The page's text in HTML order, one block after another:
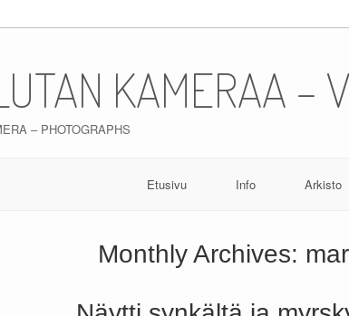
KAMERAA –
– PHOTOGRAPHS
Etusivu Info Arkisto
Monthly Archives: